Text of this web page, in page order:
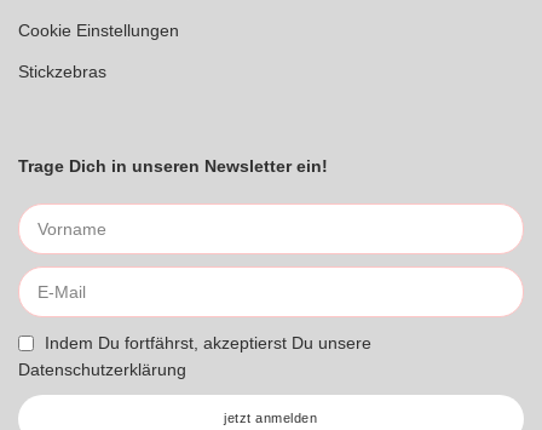
Cookie Einstellungen
Stickzebras
Trage Dich in unseren Newsletter ein!
Indem Du fortfährst, akzeptierst Du unsere
Datenschutzerklärung
jetzt anmelden